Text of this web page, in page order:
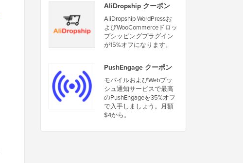
AliDropship クーポン
AliDropship WordPressお
よびWooCommerceドロッ
プシッピングプラグイン
が15%オフになります。
PushEngage クーポン
モバイルおよびWebプッ
シュ通知サービスで最高
のPushEngageを35%オフ
で入手しましょう。月額
$4から。